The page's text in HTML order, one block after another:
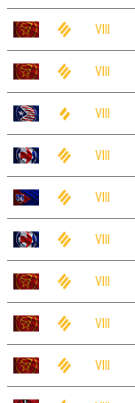
VIII
VIII
VIII
VIII
VIII
VIII
VIII
VIII
VIII